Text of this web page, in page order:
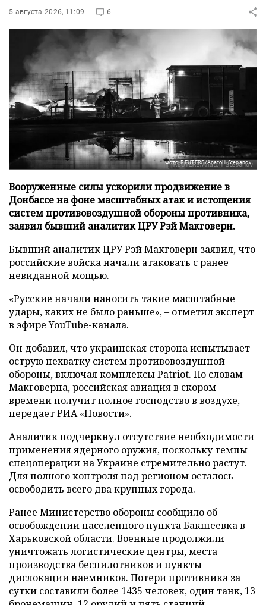
5 августа 2026, 11:09 6
Фото: REUTERS/Anatolii Stepanov
Вооруженные силы ускорили продвижение в
Донбассе на фоне масштабных атак и истощения
систем противовоздушной обороны противника,
заявил бывший аналитик ЦРУ Рэй Макговерн.
Бывший аналитик ЦРУ Рэй Макговерн заявил, что
российские войска начали атаковать с ранее
невиданной мощью.
«Русские начали наносить такие масштабные
удары, каких не было раньше», – отметил эксперт
в эфире YouTube-канала.
Он добавил, что украинская сторона испытывает
острую нехватку систем противовоздушной
обороны, включая комплексы Patriot. По словам
Макговерна, российская авиация в скором
времени получит полное господство в воздухе,
передаетРИА «Новости».
Аналитик подчеркнул отсутствие необходимости
применения ядерного оружия, поскольку темпы
спецоперации на Украине стремительно растут.
Для полного контроля над регионом осталось
освободить всего два крупных города.
Ранее Министерство обороны сообщило об
освобождении населенного пункта Бакшеевка в
Харьковской области. Военные продолжили
уничтожать логистические центры, места
производства беспилотников и пункты
дислокации наемников. Потери противника за
сутки составили более 1435 человек, один танк, 13